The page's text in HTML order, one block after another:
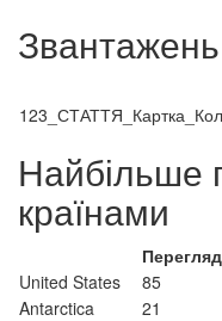
Найбільше
країнами
United States
85
Antarctica
21